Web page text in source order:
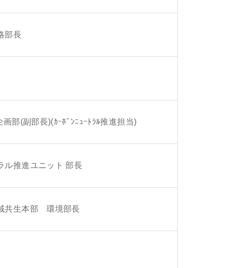
部長
部(副部長)(ｶｰﾎﾞﾝﾆｭｰﾄﾗﾙ推進担当)
推進ユニット 部長
共生本部 環境部長